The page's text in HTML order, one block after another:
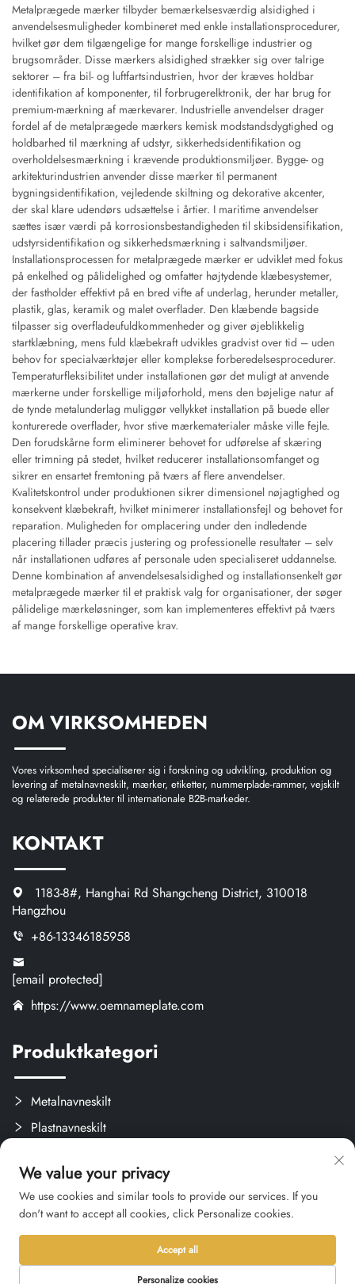
Metalprægede mærker tilbyder bemærkelsesværdig alsidighed i
anvendelsesmuligheder kombineret med enkle installationsprocedurer,
hvilket gør dem tilgængelige for mange forskellige industrier og
brugsområder. Disse mærkers alsidighed strækker sig over talrige
sektorer – fra bil- og luftfartsindustrien, hvor der kræves holdbar
identifikation af komponenter, til forbrugerelktronik, der har brug for
premium-mærkning af mærkevarer. Industrielle anvendelser drager
fordel af de metalprægede mærkers kemisk modstandsdygtighed og
holdbarhed til mærkning af udstyr, sikkerhedsidentifikation og
overholdelsesmærkning i krævende produktionsmiljøer. Bygge- og
arkitekturindustrien anvender disse mærker til permanent
bygningsidentifikation, vejledende skiltning og dekorative akcenter,
der skal klare udendørs udsættelse i årtier. I maritime anvendelser
sættes især værdi på korrosionsbestandigheden til skibsidensifikation,
udstyrsidentifikation og sikkerhedsmærkning i saltvandsmiljøer.
Installationsprocessen for metalprægede mærker er udviklet med fokus
på enkelhed og pålidelighed og omfatter højtydende klæbesystemer,
der fastholder effektivt på en bred vifte af underlag, herunder metaller,
plastik, glas, keramik og malet overflader. Den klæbende bagside
tilpasser sig overfladeufuldkommenheder og giver øjeblikkelig
startklæbning, mens fuld klæbekraft udvikles gradvist over tid – uden
behov for specialværktøjer eller komplekse forberedelsesprocedurer.
Temperaturfleksibilitet under installationen gør det muligt at anvende
mærkerne under forskellige miljøforhold, mens den bøjelige natur af
de tynde metalunderlag muliggør vellykket installation på buede eller
konturerede overflader, hvor stive mærkematerialer måske ville fejle.
Den forudskårne form eliminerer behovet for udførelse af skæring
eller trimning på stedet, hvilket reducerer installationsomfanget og
sikrer en ensartet fremtoning på tværs af flere anvendelser.
Kvalitetskontrol under produktionen sikrer dimensionel nøjagtighed og
konsekvent klæbekraft, hvilket minimerer installationsfejl og behovet for
reparation. Muligheden for omplacering under den indledende
placering tillader præcis justering og professionelle resultater – selv
når installationen udføres af personale uden specialiseret uddannelse.
Denne kombination af anvendelsesalsidighed og installationsenkelt gør
metalprægede mærker til et praktisk valg for organisationer, der søger
pålidelige mærkeløsninger, som kan implementeres effektivt på tværs
af mange forskellige operative krav.
OM VIRKSOMHEDEN
Vores virksomhed specialiserer sig i forskning og udvikling, produktion og
levering af metalnavneskilt, mærker, etiketter, nummerplade-rammer, vejskilt
og relaterede produkter til internationale B2B-markeder.
KONTAKT
1183-8#, Hanghai Rd Shangcheng District, 310018
Hangzhou
+86-13346185958
[email protected]
https://www.oemnameplate.com
Produktkategori
Metalnavneskilt
Plastnavneskilt
Brugerdefinerede Kreativprodukter
Ophavsret © 2026 Hangzhou Qianxi Crafts CO., Ltd. Alle rettigheder
forbeholdes. -
Privatlivspolitik
We value your privacy
We use cookies and similar tools to provide our services. If you
don't want to accept all cookies, click Personalize cookies.
Personalize cookies
Accept all